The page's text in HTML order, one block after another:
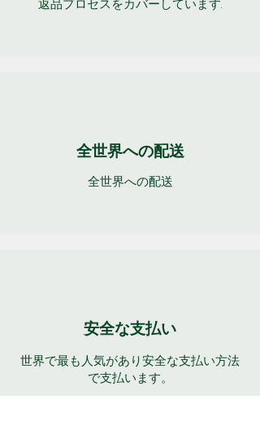
返品プロセスをカバーしています.
全世界への配送
全世界への配送
安全な支払い
世界で最も人気があり安全な支払い方法
で支払います。